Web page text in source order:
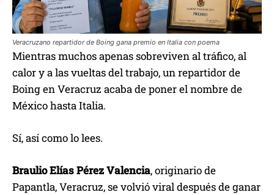
Veracruzano repartidor de Boing gana premio en Italia con poema
Mientras muchos apenas sobreviven al tráfico, al
calor y a las vueltas del trabajo, un repartidor de
Boing en Veracruz acaba de poner el nombre de
México hasta Italia.
Sí, así como lo lees.
Braulio Elías Pérez Valencia, originario de
Papantla, Veracruz, se volvió viral después de ganar